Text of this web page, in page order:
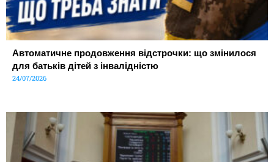
Автоматичне продовження відстрочки: що змінилося
для батьків дітей з інвалідністю
24/07/2026